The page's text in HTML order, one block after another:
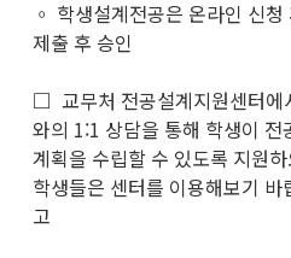
◦ 학생설계전공은 온라인 신
제출 후 승인
□ 교무처 전공설계지원센터
와의 1:1 상담을 통해 학생이 전
계획을 수립할 수 있도록 지원
학생들은 센터를 이용해보기
고